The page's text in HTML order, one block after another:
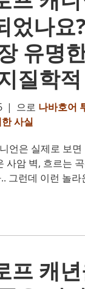
었나요
유명
질학
| 으로 나바호어
사실
언은 실제로 보
사암 벽, 흐르는
그런데 이런 놀
프 캐